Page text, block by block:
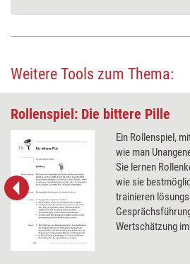
Weitere Tools zum Thema:
Rollenspiel: Die bittere Pille
Ein Rollenspiel,
wie man
Sie lernen
wie sie
trainieren
Wertschätzung